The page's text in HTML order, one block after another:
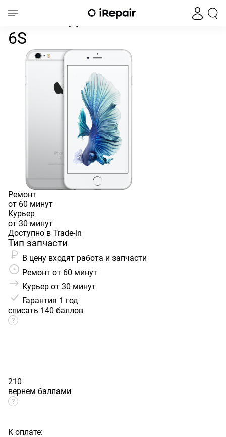
Замена динамика iPhone 6S
Замена динамика iPhone
6S
Ремонт
от 60 минут
Курьер
от 30 минут
Доступно в Trade-in
Тип запчасти
В цену входят работа и запчасти
Ремонт от 60 минут
Курьер от 30 минут
Гарантия 1 год
списать 140 баллов
210
вернем баллами
К оплате: